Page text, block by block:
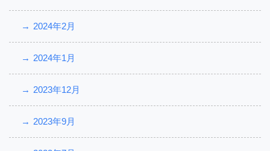
2024年2月
2024年1月
2023年12月
2023年9月